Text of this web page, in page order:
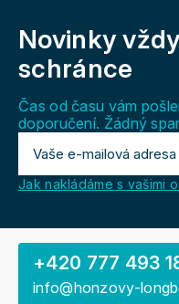
Novinky vždy
schránce
Čas od času vám
doporučení. Žádný
Jak nakládáme s vašimi
+420 777 493
info@honzovy-